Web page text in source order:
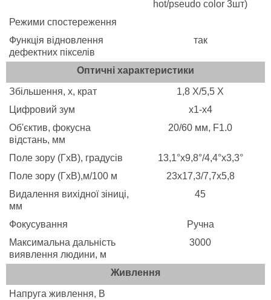
hot/pseudo color 3шт)
Режими спостереження
Функція відновлення
дефектних пікселів
так
Оптичні характеристики
Збільшення, х, крат
1,8 X/5,5 X
Цифровий зум
х1-х4
Об'єктив, фокусна
відстань, мм
20/60 мм, F1.0
Поле зору (ГхВ), градусів
13,1°x9,8°/4,4°x3,3°
Поле зору (ГхВ),м/100 м
23x17,3/7,7x5,8
Видалення вихідної зіниці,
мм
45
Фокусування
Ручна
Максимальна дальність
виявлення людини, м
3000
Живлення
Напруга живлення, B